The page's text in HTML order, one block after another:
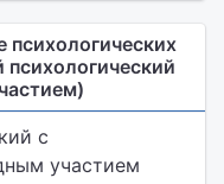
психологических
с
участием